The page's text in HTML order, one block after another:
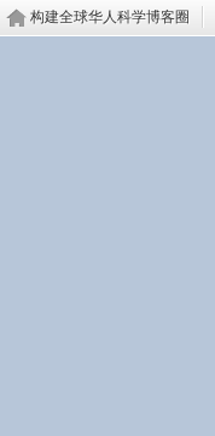
构建全球华人科学博客圈